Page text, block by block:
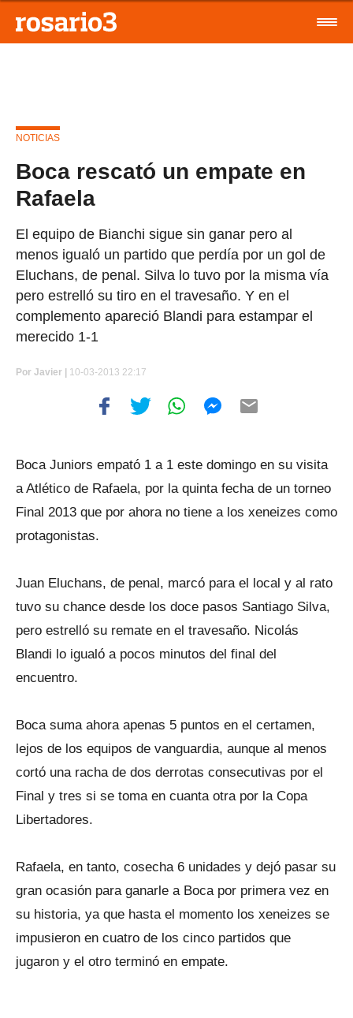
NOTICIAS
Boca rescató un empate en
Rafaela
El equipo de Bianchi sigue sin ganar pero al
menos igualó un partido que perdía por un gol de
Eluchans, de penal. Silva lo tuvo por la misma vía
pero estrelló su tiro en el travesaño. Y en el
complemento apareció Blandi para estampar el
merecido 1-1
Por Javier | 10-03-2013 22:17
Boca Juniors empató 1 a 1 este domingo en su visita
a Atlético de Rafaela, por la quinta fecha de un torneo
Final 2013 que por ahora no tiene a los xeneizes como
protagonistas.
Juan Eluchans, de penal, marcó para el local y al rato
tuvo su chance desde los doce pasos Santiago Silva,
pero estrelló su remate en el travesaño. Nicolás
Blandi lo igualó a pocos minutos del final del
encuentro.
Boca suma ahora apenas 5 puntos en el certamen,
lejos de los equipos de vanguardia, aunque al menos
cortó una racha de dos derrotas consecutivas por el
Final y tres si se toma en cuanta otra por la Copa
Libertadores.
Rafaela, en tanto, cosecha 6 unidades y dejó pasar su
gran ocasión para ganarle a Boca por primera vez en
su historia, ya que hasta el momento los xeneizes se
impusieron en cuatro de los cinco partidos que
jugaron y el otro terminó en empate.